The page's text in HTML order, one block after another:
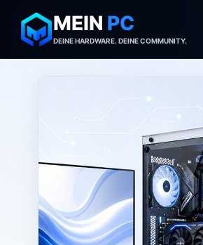
MEIN PC
DEINE HARDWARE. DEINE COMMUNITY.